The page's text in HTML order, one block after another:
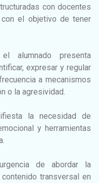
con docentes
el objetivo de tener
alumnado presenta
expresar y regular
a mecanismos
o la agresividad.
la necesidad de
y herramientas
de abordar la
transversal en